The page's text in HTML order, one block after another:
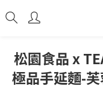
松園食品 x
極品手延麵-